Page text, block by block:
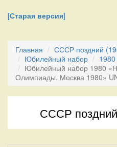
[Старая версия]
Главная СССР поздний
Юбилейный набор
1980
Юбилейный набор 1980
Олимпиады. Москва 1980»
СССР